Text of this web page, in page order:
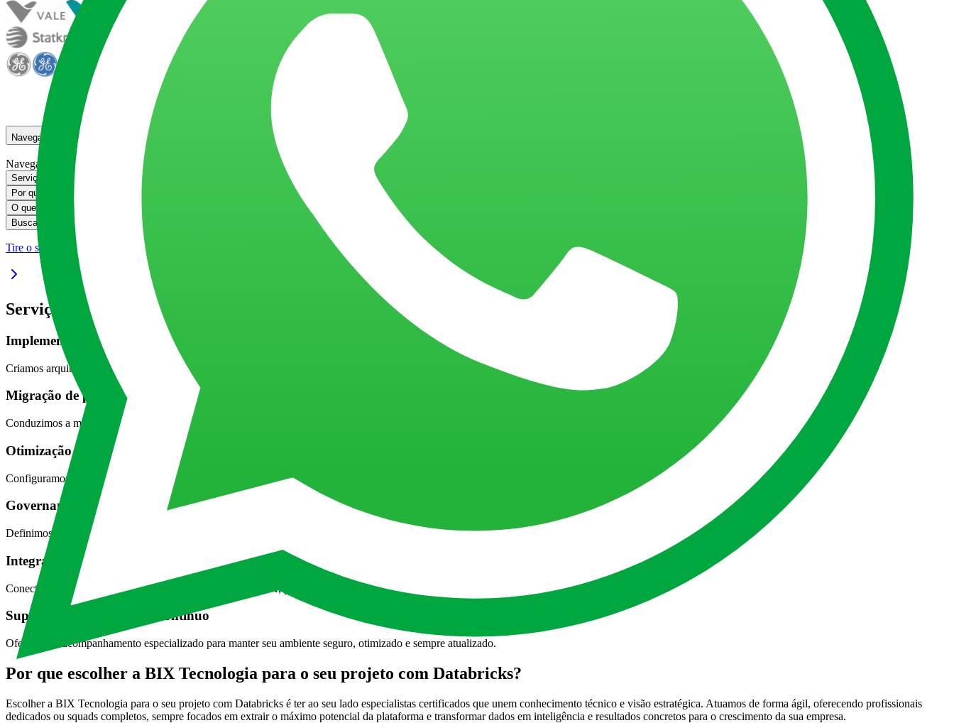
Navegação
Navegação
Serviços de desenvolvimento em Databricks da BIX Tecnologia
Serviços de desenvolvimento em Databricks da BIX Tecnologia
Por que escolher a BIX Tecnologia para o seu projeto com Databricks?
Por que escolher a BIX Tecnologia para o seu projeto com Databricks?
O que você precisa saber sobre Databricks
O que você precisa saber sobre Databricks Dúvidas frequentes sobre Databricks
Buscando especialistas em Databricks?
Buscando especialistas em Databricks?
Tire o seu projeto do papel
Serviços de desenvolvimento em Databricks da BIX Tecnologia
Implementação de Lakehouse
Criamos arquiteturas de Data Lakehouse no Databricks, unindo Data Lake e Data Warehouse para garantir escalabilidade, governança e velocidade nas análises.
Migração de pipelines e dados
Conduzimos a migração de dados e processos ETL para Databricks, preservando integridade e reduzindo custos de infraestrutura.
Otimização de performance
Configuramos clusters, aplicamos Delta Lake e tuning de pipelines, assegurando eficiência mesmo em ambientes de grande volume de dados.
Governança e segurança
Definimos regras de acesso, versionamento e lineage de dados, garantindo confiabilidade e conformidade regulatória.
Integração com BI e Machine Learning
Conectamos o Databricks a ferramentas de BI, analytics e IA, permitindo análises avançadas e decisões orientadas por dados.
Suporte e monitoramento contínuo
Oferecemos acompanhamento especializado para manter seu ambiente seguro, otimizado e sempre atualizado.
Por que escolher a BIX Tecnologia para o seu projeto com Databricks?
Escolher a BIX Tecnologia para o seu projeto com Databricks é ter ao seu lado especialistas certificados que unem conhecimento técnico e visão estratégica. Atuamos de forma ágil, oferecendo profissionais
dedicados ou squads completos, sempre focados em extrair o máximo potencial da plataforma e transformar dados em inteligência e resultados concretos para o crescimento da sua empresa.